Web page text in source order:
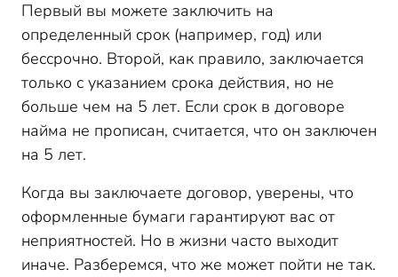
Первый вы можете заключить на
определенный срок (например, год) или
бессрочно. Второй, как правило, заключается
только с указанием срока действия, но не
больше чем на 5 лет. Если срок в договоре
найма не прописан, считается, что он заключен
на 5 лет.
Когда вы заключаете договор, уверены, что
оформленные бумаги гарантируют вас от
неприятностей. Но в жизни часто выходит
иначе. Разберемся, что же может пойти не так.